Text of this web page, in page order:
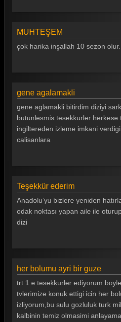
MUHTEŞEM
çok harika inşallah 10 sezon olur.
gene agalamakli
gene aglamakli bitirdim diziyi
butunlesmis tesekkurler herkese
ingiltereden izleme imkani
calisanlara
Teşekkür ederim
Anadolu’yu bizlere yeniden
odak noktası yapan aile ile
dizi
her bolumu ayri bir guze
trt 1 e tesekkurler ediyorum
tvlerimize konuk ettigi icin her
izliyorum,bu sulu gozluluk turk
kalbinin temiz olmasimi